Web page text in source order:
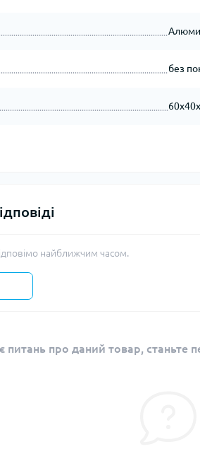
без
найближчим часом.
питань про даний товар, станьте